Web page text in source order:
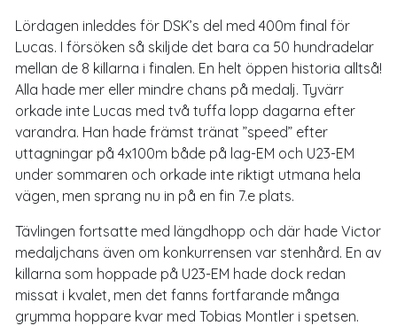
Lördagen inleddes för DSK’s del med 400m final för
Lucas. I försöken så skiljde det bara ca 50 hundradelar
mellan de 8 killarna i finalen. En helt öppen historia alltså!
Alla hade mer eller mindre chans på medalj. Tyvärr
orkade inte Lucas med två tuffa lopp dagarna efter
varandra. Han hade främst tränat ”speed” efter
uttagningar på 4x100m både på lag-EM och U23-EM
under sommaren och orkade inte riktigt utmana hela
vägen, men sprang nu in på en fin 7.e plats.
Tävlingen fortsatte med längdhopp och där hade Victor
medaljchans även om konkurrensen var stenhård. En av
killarna som hoppade på U23-EM hade dock redan
missat i kvalet, men det fanns fortfarande många
grymma hoppare kvar med Tobias Montler i spetsen.